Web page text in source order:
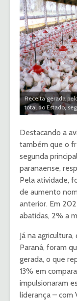
Receita gerada
total do Estado,
Destacando a
também que o
segunda
paranaense,
Pela atividade,
de aumento
anterior. Em
abatidas, 2% a
Já na
Paraná, foram
gerada, o que
13% em
impulsionaram
liderança – com